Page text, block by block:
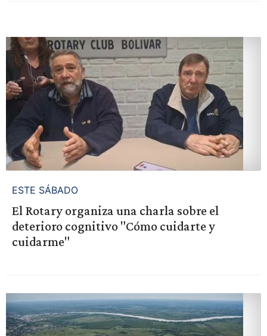
ESTE SÁBADO
El Rotary organiza una charla sobre el
deterioro cognitivo "Cómo cuidarte y
cuidarme"